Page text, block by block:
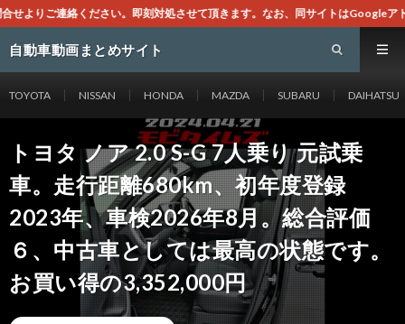
させて頂きます。なお、同サイトはGoogleアドセンスによる広告を掲載して
自動車動画まとめサイト
TOYOTA NISSAN HONDA MAZDA SUBARU DAIHATSU
トヨタ ノア 2.0 S-G 7人乗り 元試乗
車。走行距離680km、初年度登録
2023年、車検2026年8月。総合評価
６、中古車としては最高の状態です。
お買い得の3,352,000円